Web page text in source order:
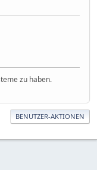
zu haben.
BENUTZER-AKTIONEN